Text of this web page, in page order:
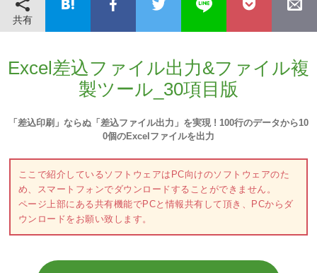
共有
Excel差込ファイル出力&ファイル複
製ツール_30項目版
「差込印刷」ならぬ「差込ファイル出力」を実現 ! 100行のデータから10
0個のExcelファイルを出力
ここで紹介しているソフトウェアはPC向けのソフトウェアのた
め、スマートフォンでダウンロードすることができません。
ページ上部にある共有機能でPCと情報共有して頂き、PCからダ
ウンロードをお願い致します。